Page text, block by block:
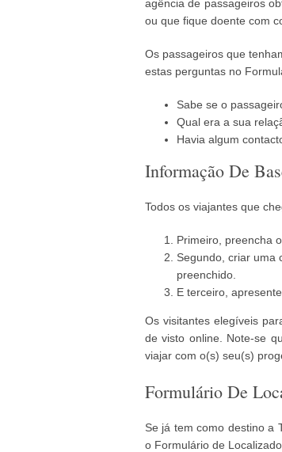
agência de passageiros
ou que fique doente com
Os passageiros que
estas perguntas no
Sabe se o
Qual era a sua
Havia algum
Informação De
Todos os viajantes que
Primeiro, preencha
Segundo, criar uma
preenchido.
E terceiro,
Os visitantes elegíveis
de visto online. Note-se
viajar com o(s) seu(s)
Formulário De
Se já tem como destino a
o Formulário de